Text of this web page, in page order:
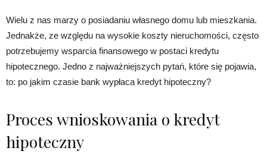
Wielu z nas marzy o posiadaniu własnego domu lub mieszkania.
Jednakże, ze względu na wysokie koszty nieruchomości, często
potrzebujemy wsparcia finansowego w postaci kredytu
hipotecznego. Jedno z najważniejszych pytań, które się pojawia,
to: po jakim czasie bank wypłaca kredyt hipoteczny?
Proces wnioskowania o kredyt
hipoteczny